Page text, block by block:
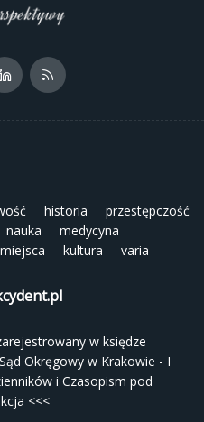
historia
przestępczość
nauka
medycyna
miejsca kultura varia
w księdze
Okręgowy w Krakowie - I
i Czasopism pod
<<<